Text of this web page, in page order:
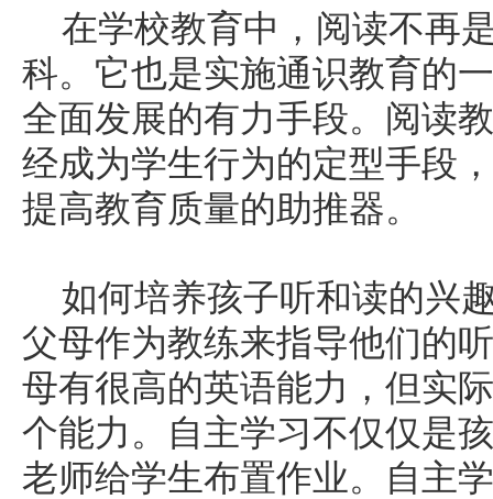
在学校教育中，阅读不再
科。它也是实施通识教育的
全面发展的有力手段。阅读
经成为学生行为的定型手段
提高教育质量的助推器。
如何培养孩子听和读的兴
父母作为教练来指导他们的
母有很高的英语能力，但实
个能力。自主学习不仅仅是
老师给学生布置作业。自主学